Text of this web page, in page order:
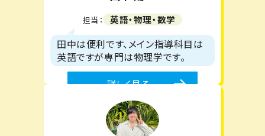
担当： 英語・物理・数学
田中は便利です、メイン指導科目は
英語ですが専門は物理学です。
詳しく見る